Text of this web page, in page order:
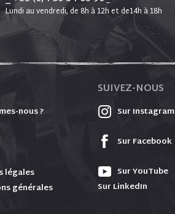
Lundi au vendredi, de 8h à 12h et de14h à 18h
nous ?
légales
générales
SUIVEZ-NOUS
Sur Instagram
Sur Facebook
Sur YouTube
Sur LinkedIn